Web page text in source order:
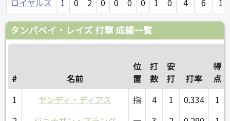
ロイヤルズ
1 0 2 0 0 0 0 1 0 4 6 1
タンパベイ・レイズ 打撃 成績一覧
# 名前
位
置
打
数
安
打
打率
得
点
1
ヤンディ・ディアス 指 4 1 0.334
1